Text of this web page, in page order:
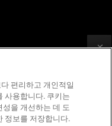
편리하고 개인적일
사용합니다. 쿠키는
을 개선하는 데 도
정보를 저장합니다.